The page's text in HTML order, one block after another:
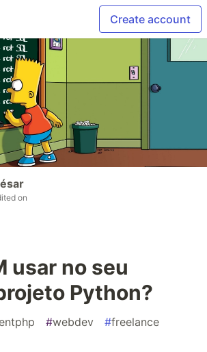
Create account
on
usar no seu
Python?
#webdev #freelance